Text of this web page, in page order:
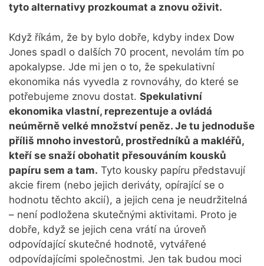
tyto alternativy prozkoumat a znovu oživit.
Když říkám, že by bylo dobře, kdyby index Dow
Jones spadl o dalších 70 procent, nevolám tím po
apokalypse. Jde mi jen o to, že spekulativní
ekonomika nás vyvedla z rovnováhy, do které se
potřebujeme znovu dostat. Spekulativní
ekonomika vlastní, reprezentuje a ovládá
neúměrně velké množství peněz. Je tu jednoduše
příliš mnoho investorů, prostředníků a makléřů,
kteří se snaží obohatit přesouváním kousků
papíru sem a tam. Tyto kousky papíru představují
akcie firem (nebo jejich deriváty, opírající se o
hodnotu těchto akcií), a jejich cena je neudržitelná
– není podložena skutečnými aktivitami. Proto je
dobře, když se jejich cena vrátí na úroveň
odpovídající skutečné hodnotě, vytvářené
odpovídajícími společnostmi. Jen tak budou moci